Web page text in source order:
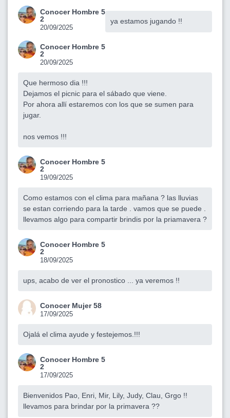
Conocer Hombre 5
2
20/09/2025
ya estamos jugando !!
Conocer Hombre 5
2
20/09/2025
Que hermoso dia !!!
Dejamos el picnic para el sábado que viene.
Por ahora allí estaremos con los que se sumen para
jugar.
nos vemos !!!
Conocer Hombre 5
2
19/09/2025
Como estamos con el clima para mañana ? las lluvias
se estan corriendo para la tarde . vamos que se puede .
llevamos algo para compartir brindis por la priamavera ?
Conocer Hombre 5
2
18/09/2025
ups, acabo de ver el pronostico ... ya veremos !!
Conocer Mujer 58
17/09/2025
Ojalá el clima ayude y festejemos.!!!
Conocer Hombre 5
2
17/09/2025
Bienvenidos Pao, Enri, Mir, Lily, Judy, Clau, Grgo !!
llevamos para brindar por la primavera ??